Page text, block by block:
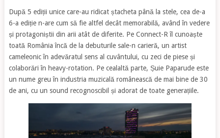
După 5 ediții unice care-au ridicat ștacheta până la stele, cea de-a
6-a ediție n-are cum să fie altfel decât memorabilă, având în vedere
și protagoniștii din arii atât de diferite. Pe Connect-R îl cunoaște
toată România încă de la debuturile sale-n carieră, un artist
cameleonic în adevăratul sens al cuvântului, cu zeci de piese și
colaborări în heavy-rotation. Pe cealaltă parte, Șuie Paparude este
un nume greu în industria muzicală românească de mai bine de 30
de ani, cu un sound recognoscibil și adorat de toate generațiile.